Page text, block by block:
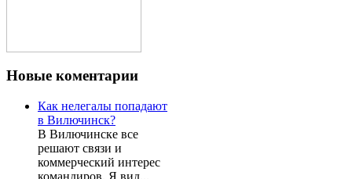
Новые коментарии
Как нелегалы попадают
в Вилючинск?
В Вилючинске все
решают связи и
коммерческий интерес
командиров. Я вид...